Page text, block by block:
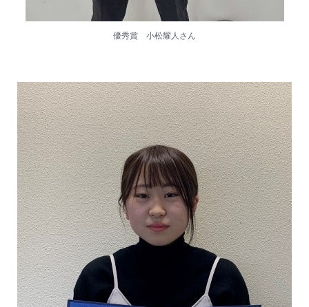
優秀賞 小松耀人さん